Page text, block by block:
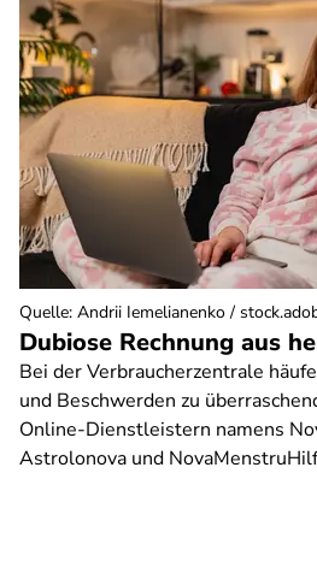
Dubiose Rechnung aus
Bei der Verbraucherzentrale
und Beschwerden zu
Online-Dienstleistern namens
Astrolonova und
Quelle: Andrii Iemelianenko /